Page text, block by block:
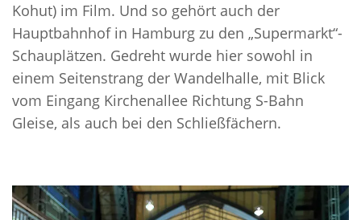
Kohut) im Film. Und so gehört auch der
Hauptbahnhof in Hamburg zu den „Supermarkt“-
Schauplätzen. Gedreht wurde hier sowohl in
einem Seitenstrang der Wandelhalle, mit Blick
vom Eingang Kirchenallee Richtung S-Bahn
Gleise, als auch bei den Schließfächern.